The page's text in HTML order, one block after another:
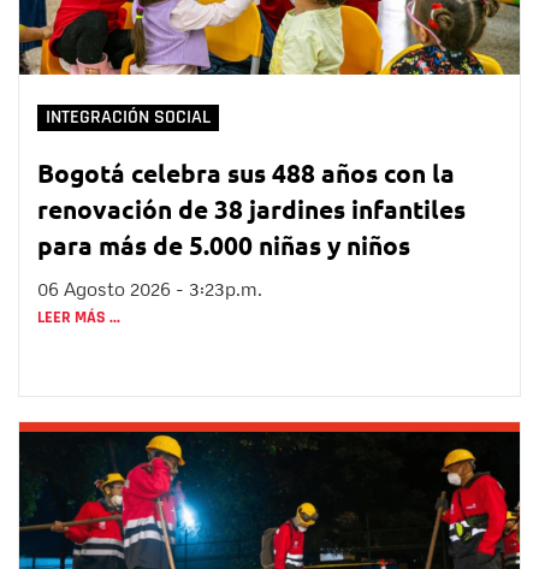
INTEGRACIÓN SOCIAL
Bogotá celebra sus 488 años con la
renovación de 38 jardines infantiles
para más de 5.000 niñas y niños
06 Agosto 2026 - 3:23p.m.
LEER MÁS ...